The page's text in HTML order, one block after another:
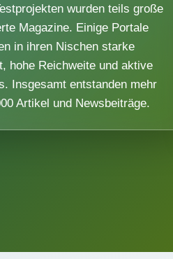
wurden teils große
Magazine. Einige Portale
in ihren Nischen starke
hohe Reichweite und aktive
Insgesamt entstanden mehr
Artikel und Newsbeiträge.